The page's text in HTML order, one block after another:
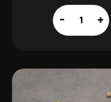
Bami
aantal
– +